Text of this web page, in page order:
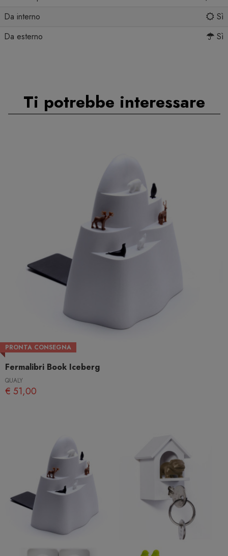
Da interno
Sì
Da esterno
Sì
Ti potrebbe interessare
PRONTA CONSEGNA
Fermalibri Book Iceberg
QUALY
€ 51,00